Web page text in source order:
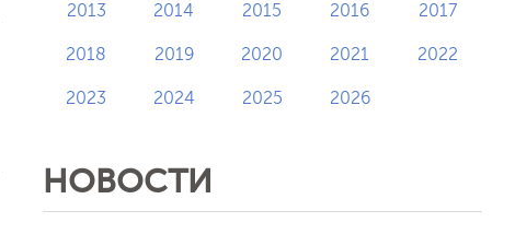
2013 2014 2015 2016 2017
2018 2019 2020 2021 2022
2023 2024 2025 2026
НОВОСТИ